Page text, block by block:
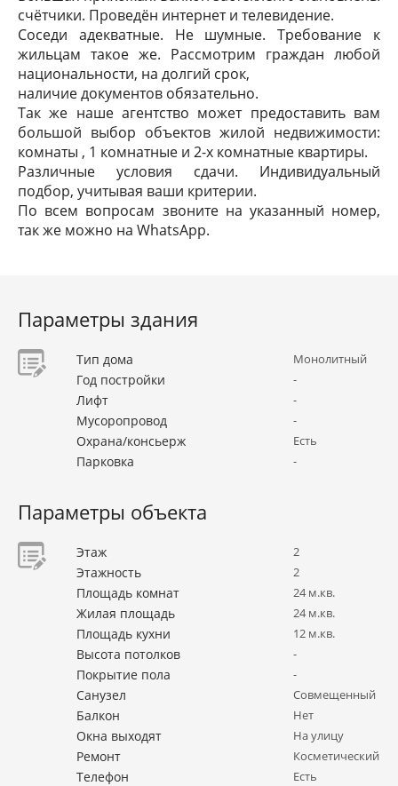
счётчики. Проведён интернет и телевидение.
Соседи адекватные. Не шумные. Требование к
жильцам такое же. Рассмотрим граждан любой
национальности, на долгий срок,
наличие документов обязательно.
Так же наше агентство может предоставить вам
большой выбор объектов жилой недвижимости:
комнаты , 1 комнатные и 2-х комнатные квартиры.
Различные условия сдачи. Индивидуальный
подбор, учитывая ваши критерии.
По всем вопросам звоните на указанный номер,
так же можно на WhatsApp.
Параметры здания
Тип дома Монолитный
Год постройки -
Лифт -
Мусоропровод -
Охрана/консьерж Есть
Парковка -
Параметры объекта
Этаж 2
Этажность 2
Площадь комнат 24 м.кв.
Жилая площадь 24 м.кв.
Площадь кухни 12 м.кв.
Высота потолков -
Покрытие пола -
Санузел Совмещенный
Балкон Нет
Окна выходят На улицу
Ремонт Косметический
Телефон Есть